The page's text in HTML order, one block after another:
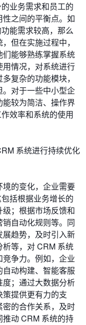
业务需求和员工的
之间的平衡点。如
能需求较高，那么
但在实施过程中，
能够熟练掌握系统
情况，对系统进行
复杂的功能模块，
对于一些中小型企
较为简洁、操作界
效率和系统的使用
系统进行持续优化
的变化，企业需要
括根据业务增长的
；根据市场反馈和
自动化规则等。同
趋势，及时引入新
等，对 CRM 系统
争力。例如，企业
动构建、智能客服
；通过大数据分析
提供更有力的支
的合作关系，及时
动 CRM 系统的持